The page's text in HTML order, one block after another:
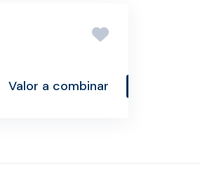
Valor a combinar